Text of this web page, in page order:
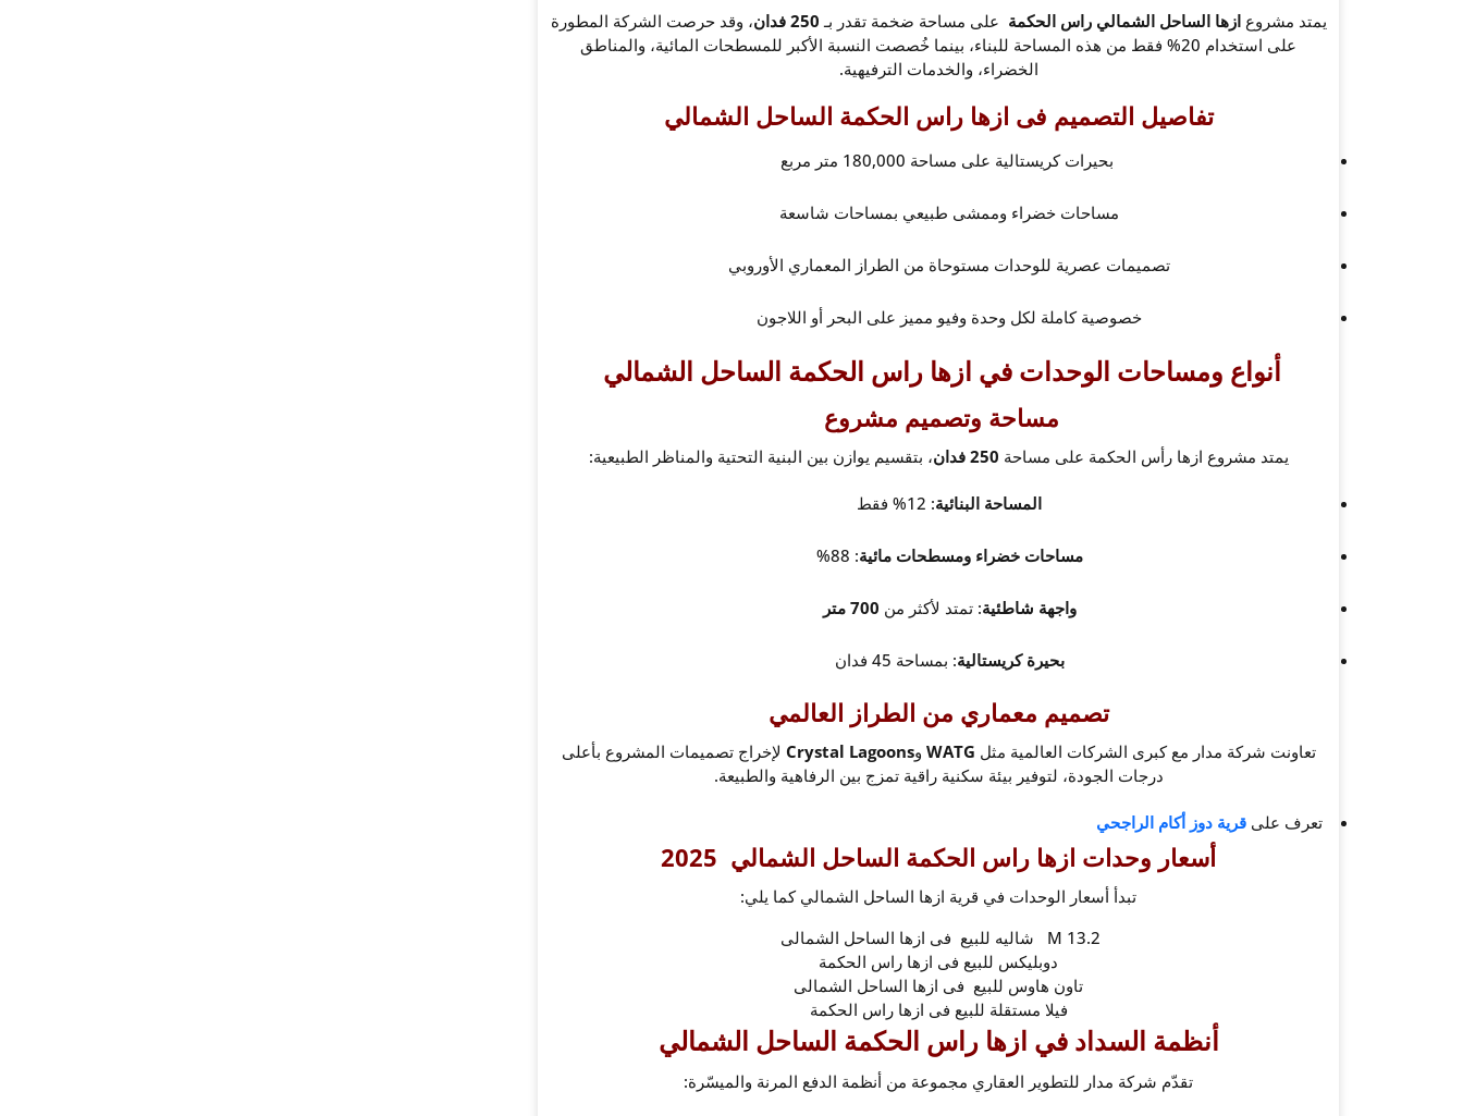
يمتد مشروعازها الساحل الشمالي راس الحكمة على مساحة ضخمة تقدر بـ 250 فدان
، وقد حرصت الشركة المطورة
على استخدام 20% فقط من هذه المساحة للبناء، بينما خُصصت النسبة الأكبر للمسطحات المائية، والمناطق
الخضراء، والخدمات الترفيهية.
تفاصيل التصميم فى ازها راس الحكمة الساحل الشمالي
بحيرات كريستالية على مساحة 180,000 متر مربع
مساحات خضراء وممشى طبيعي بمساحات شاسعة
تصميمات عصرية للوحدات مستوحاة من الطراز المعماري الأوروبي
خصوصية كاملة لكل وحدة وفيو مميز على البحر أو اللاجون
أنواع ومساحات الوحدات في ازها راس الحكمة الساحل الشمالي
مساحة وتصميم مشروع
يمتد مشروع ازها رأس الحكمة على مساحة 250 فدان ، بتقسيم يوازن بين البنية التحتية والمناظر الطبيعية:
المساحة البنائية: 12% فقط
مساحات خضراء ومسطحات مائية: 88%
واجهة شاطئية: تمتد لأكثر من 700 متر
بحيرة كريستالية: بمساحة 45 فدان
تصميم معماري من الطراز العالمي
تعاونت شركة مدار مع كبرى الشركات العالمية مثل WATG وCrystal Lagoons لإخراج تصميمات المشروع بأعلى
درجات الجودة، لتوفير بيئة سكنية راقية تمزج بين الرفاهية والطبيعة.
تعرف على قرية دوز أكام الراجحي
أسعار وحدات ازها راس الحكمة الساحل الشمالي 2025
تبدأ أسعار الوحدات في قرية ازها الساحل الشمالي كما يلي:
13.2 M شاليه للبيع فى ازها الساحل الشمالى
دوبليكس للبيع فى ازها راس الحكمة
تاون هاوس للبيع فى ازها الساحل الشمالى
فيلا مستقلة للبيع فى ازها راس الحكمة
أنظمة السداد في ازها راس الحكمة الساحل الشمالي
تقدّم شركة مدار للتطوير العقاري مجموعة من أنظمة الدفع المرنة والميسّرة: